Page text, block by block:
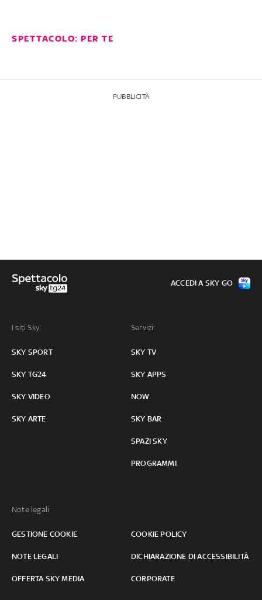
SPETTACOLO: PER TE
PUBBLICITÀ
I siti Sky:
SKY SPORT
SKY TG24
SKY VIDEO
SKY ARTE
Servizi:
SKY TV
SKY APPS
NOW
SKY BAR
SPAZI SKY
PROGRAMMI
Note legali:
GESTIONE COOKIE COOKIE POLICY
NOTE LEGALI DICHIARAZIONE DI ACCESSIBILITÀ
OFFERTA SKY MEDIA CORPORATE
ACCEDI A SKY GO